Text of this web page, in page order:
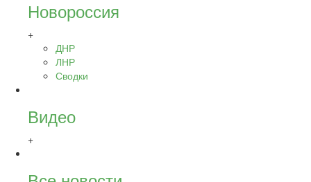
Новороссия
+
ДНР
ЛНР
Сводки
Видео
+